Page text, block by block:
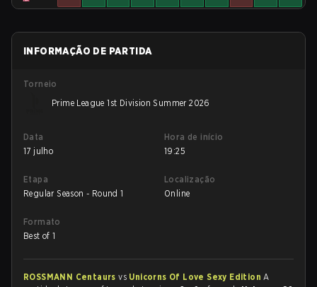
INFORMAÇÃO DE PARTIDA
Torneio
Prime League 1st Division Summer 2026
Data
17 julho
Hora de início
19:25
Etapa
Regular Season - Round 1
Localização
Online
Formato
Best of 1
ROSSMANN Centaursvs Unicorns Of Love Sexy EditionA